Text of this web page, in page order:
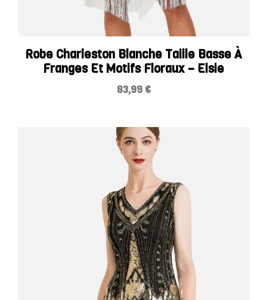
Robe Charleston Blanche Taille Basse À
Franges Et Motifs Floraux – Elsie
83,99 €